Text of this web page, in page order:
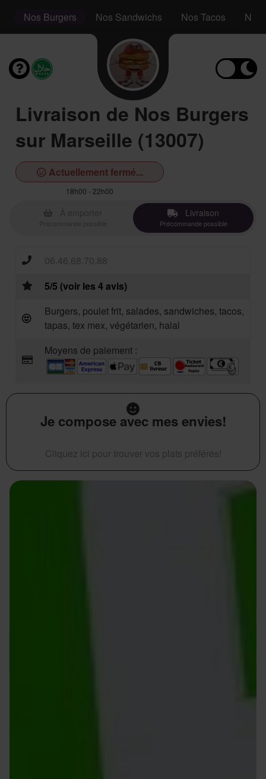
Nos Burgers Nos Sandwichs Nos Tacos Nos
Livraison de Nos Burgers
sur Marseille (13007)
Actuellement fermé...
18h00 - 22h00
Livraison
Précommande possible
06.46.68.70.88
5/5 (voir les 4 avis)
Burgers, poulet frit, salades, sandwiches, tacos,
tapas, tex mex, végétarien, halal
Moyens de paiement :
Je compose avec mes envies!
Cliquez ici pour trouver vos plats préférés!